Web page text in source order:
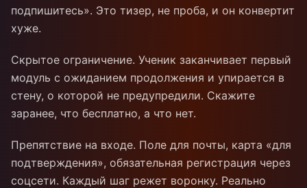
подпишитесь». Это тизер, не проба, и он конвертит
хуже.
Скрытое ограничение. Ученик заканчивает первый
модуль с ожиданием продолжения и упирается в
стену, о которой не предупредили. Скажите
заранее, что бесплатно, а что нет.
Препятствие на входе. Поле для почты, карта «для
подтверждения», обязательная регистрация через
соцсети. Каждый шаг режет воронку. Реально